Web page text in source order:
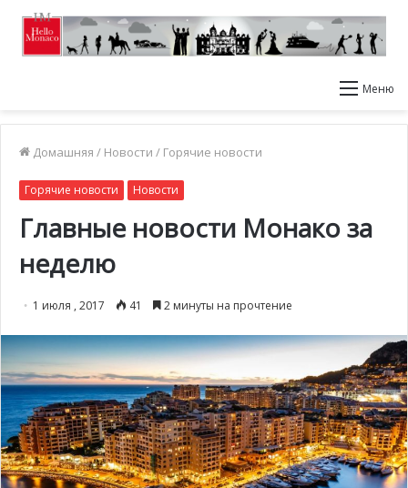
Меню
Домашняя / Новости / Горячие новости
Горячие новости Новости
Главные новости Монако за
неделю
1 июля , 2017 41 2 минуты на прочтение